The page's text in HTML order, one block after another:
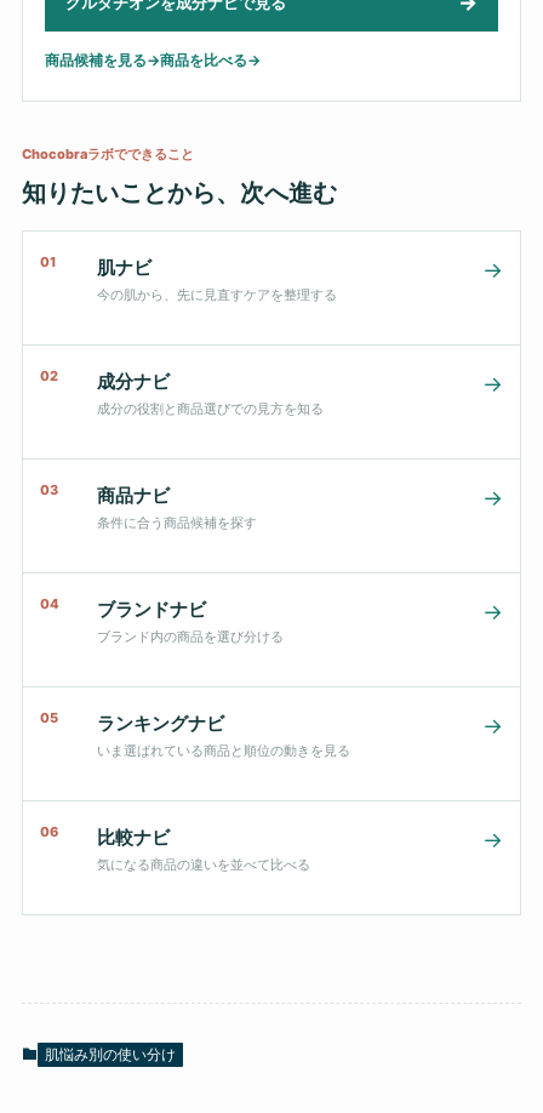
商品候補を見る→商品を比べる→
Chocobraラボでできること
知りたいことから、次へ進む
01 肌ナビ
今の肌から、先に見直すケアを整理する
→
02 成分ナビ
成分の役割と商品選びでの見方を知る
→
03 商品ナビ
条件に合う商品候補を探す
→
04 ブランドナビ
ブランド内の商品を選び分ける
→
05 ランキングナビ
いま選ばれている商品と順位の動きを見る
→
06 比較ナビ
気になる商品の違いを並べて比べる
→
肌悩み別の使い分け